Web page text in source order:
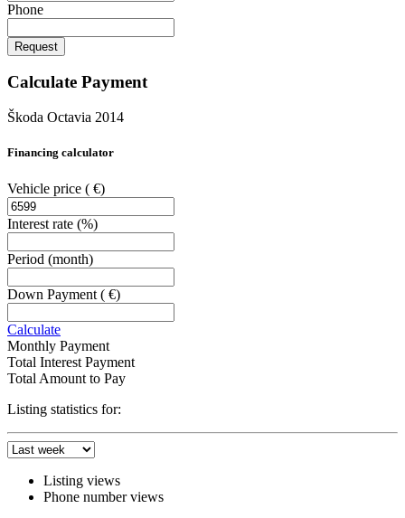
Phone
Request
Calculate Payment
Škoda Octavia 2014
Financing calculator
Vehicle price ( €)
Interest rate (%)
Period (month)
Down Payment ( €)
Calculate
Monthly Payment
Total Interest Payment
Total Amount to Pay
Listing statistics for:
Listing views
Phone number views